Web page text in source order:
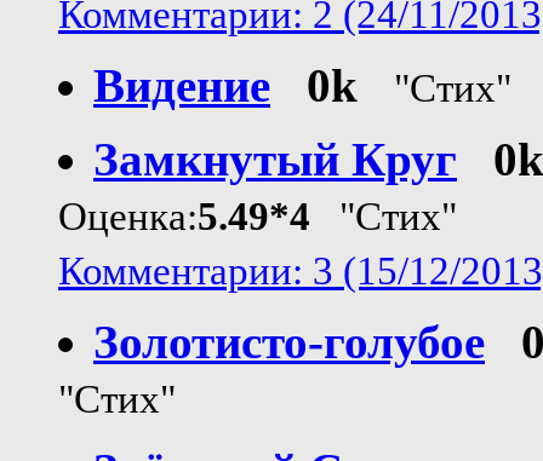
Комментарии: 2 (24/11/
Видение 0k "Стих"
Замкнутый Круг 0k
Оценка:5.49*4 "Стих"
Комментарии: 3 (15/12/
Золотисто-голубое
"Стих"